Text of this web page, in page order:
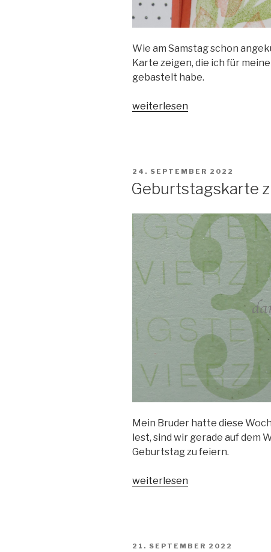
Wie am Samstag schon
Karte zeigen, die ich für
gebastelt habe.
„Karte
weiterlesen
VERÖFFENTLICHT
24. SEPTEMBER 2022
Geburtstagskarte
Mein Bruder hatte diese
lest, sind wir gerade auf dem
Geburtstag zu feiern.
„Geburtstagskarte
weiterlesen
VERÖFFENTLICHT
21. SEPTEMBER 2022